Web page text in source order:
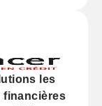
les